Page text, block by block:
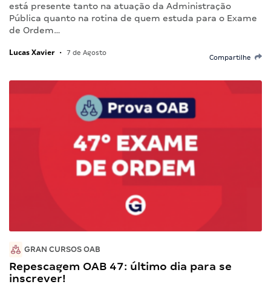
está presente tanto na atuação da Administração
Pública quanto na rotina de quem estuda para o Exame
de Ordem…
Lucas Xavier • 7 de Agosto
Compartilhe
GRAN CURSOS OAB
Repescagem OAB 47: último dia para se
inscrever!